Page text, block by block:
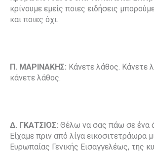
κρίνουμε εμείς ποιες ειδήσεις
και ποιες όχι.
Π. ΜΑΡΙΝΑΚΗΣ: Κάνετε λάθος. Κάνετε
κάνετε λάθος.
Δ. ΓΚΑΤΣΙΟΣ: Θέλω να σας πάω σε ένα
Είχαμε πριν από λίγα εικοσιτετράωρα
Ευρωπαίας Γενικής Εισαγγελέως, της